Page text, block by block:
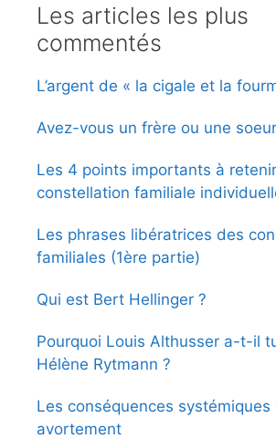
Les articles les plus
commentés
L’argent de « la cigale et la
Avez-vous un frère ou une
Les 4 points importants à retenir
constellation familiale
Les phrases libératrices des
familiales (1ère partie)
Qui est Bert Hellinger ?
Pourquoi Louis Althusser a-t-il
Hélène Rytmann ?
Les conséquences systémiques
avortement